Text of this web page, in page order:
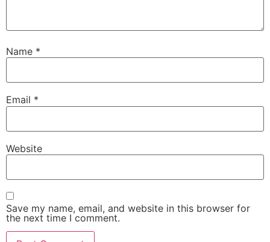
Name *
Email *
Website
Save my name, email, and website in this browser for
the next time I comment.